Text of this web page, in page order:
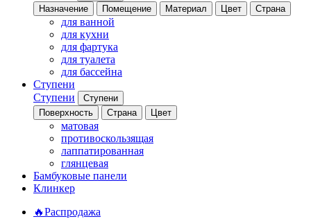
Назначение
Помещение Материал Цвет Страна
для ванной
для кухни
для фартука
для туалета
для бассейна
Ступени
Ступени
Ступени
Поверхность
Страна Цвет
матовая
противоскользящая
лаппатированная
глянцевая
Бамбуковые панели
Клинкер
🔥Распродажа